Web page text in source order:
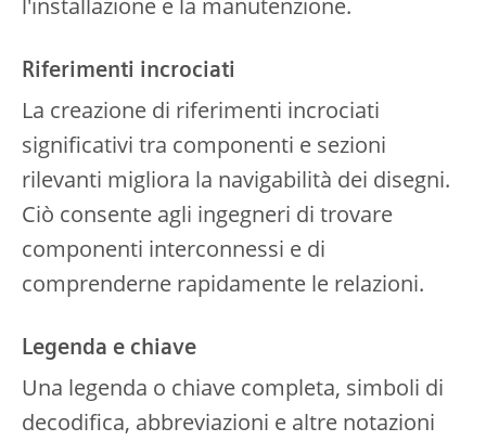
l'installazione e la manutenzione.
Riferimenti incrociati
La creazione di riferimenti incrociati
significativi tra componenti e sezioni
rilevanti migliora la navigabilità dei disegni.
Ciò consente agli ingegneri di trovare
componenti interconnessi e di
comprenderne rapidamente le relazioni.
Legenda e chiave
Una legenda o chiave completa, simboli di
decodifica, abbreviazioni e altre notazioni